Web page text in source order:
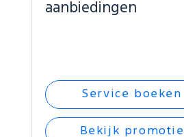
aanbiedingen
Service boeken
Bekijk promotie